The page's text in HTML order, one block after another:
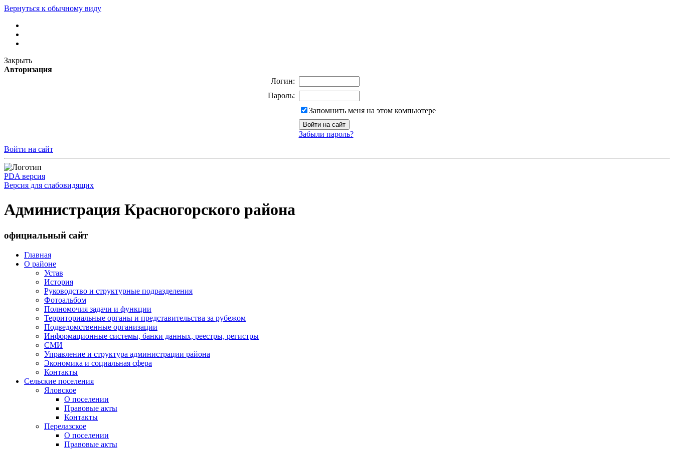
Вернуться к обычному виду
Закрыть
Авторизация
Логин:
Пароль:
Запомнить меня на этом компьютере
Забыли пароль?
Войти на сайт
PDA версия
Версия для слабовидящих
Администрация Красногорского района
официальный сайт
Главная
О районе
Устав
История
Руководство и структурные подразделения
Фотоальбом
Полномочия задачи и функции
Территориальные органы и представительства за рубежом
Подведомственные организации
Информационные системы, банки данных, реестры, регистры
СМИ
Управление и структура администрации района
Экономика и социальная сфера
Контакты
Сельские поселения
Яловское
О поселении
Правовые акты
Контакты
Перелазское
О поселении
Правовые акты